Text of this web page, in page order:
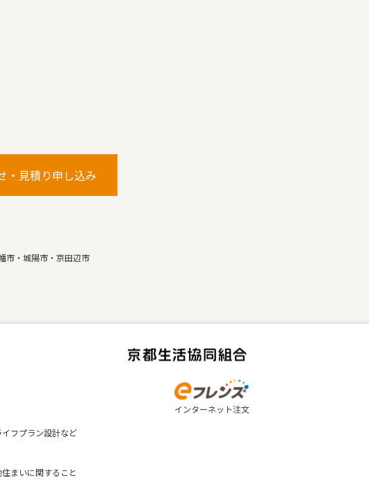
・見積り申し込み
市・城陽市・京田辺市
フプラン設計など
まいに関すること